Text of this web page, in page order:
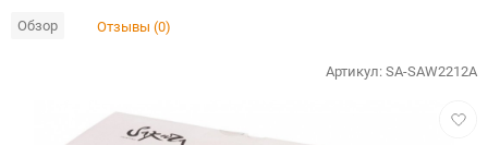
Обзор Отзывы (0)
Артикул:SA-SAW2212A